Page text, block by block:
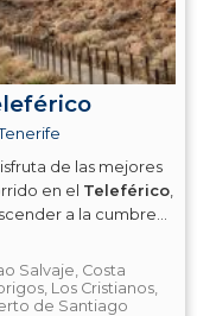
de las mejores
en el Teleférico
a la cumbre
Salvaje, Costa
Los Cristianos,
de Santiago